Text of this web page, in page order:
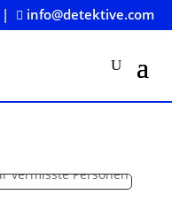
|  info@detektive.com